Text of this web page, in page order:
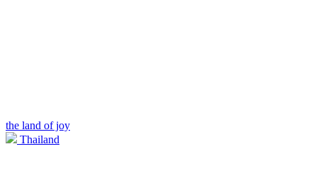
the land of joy
Thailand